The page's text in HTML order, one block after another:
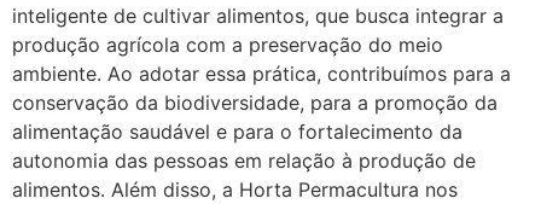
inteligente de cultivar alimentos, que busca integrar a
produção agrícola com a preservação do meio
ambiente. Ao adotar essa prática, contribuímos para a
conservação da biodiversidade, para a promoção da
alimentação saudável e para o fortalecimento da
autonomia das pessoas em relação à produção de
alimentos. Além disso, a Horta Permacultura nos